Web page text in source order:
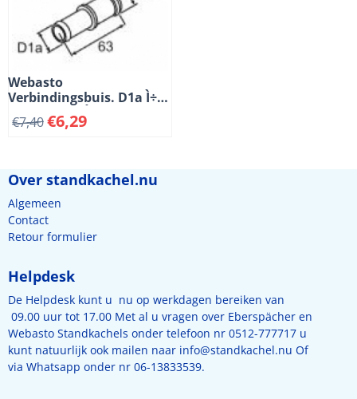
Webasto
Verbindingsbuis. D1a Ì÷
18 mm, D2a Ì÷ 22 mm.
Lengte 63 mm. Kunststof.
€7,40€6,29
Over standkachel.nu
Algemeen
Contact
Retour formulier
Helpdesk
De Helpdesk kunt u nu op werkdagen bereiken van
09.00 uur tot 17.00 Met al u vragen over Eberspächer en
Webasto Standkachels onder telefoon nr 0512-777717 u
kunt natuurlijk ook mailen naar info@standkachel.nu Of
via Whatsapp onder nr 06-13833539.